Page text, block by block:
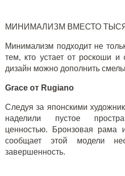
МИНИМАЛИЗМ ВМЕСТО
Минимализм подходит не
тем, кто устает от роскоши и
дизайн можно дополнить
Grace от Rugiano
Следуя за японскими
наделили пустое
ценностью. Бронзовая рама
сообщает этой модели
завершенность.